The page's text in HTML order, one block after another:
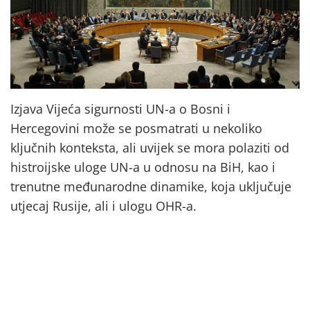
Izjava Vijeća sigurnosti UN-a o Bosni i
Hercegovini može se posmatrati u nekoliko
ključnih konteksta, ali uvijek se mora polaziti od
histroijske uloge UN-a u odnosu na BiH, kao i
trenutne međunarodne dinamike, koja uključuje
utjecaj Rusije, ali i ulogu OHR-a.